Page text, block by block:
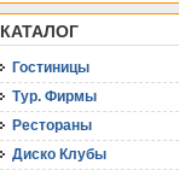
КАТАЛОГ
Гостиницы
Тур. Фирмы
Рестораны
Диско Клубы